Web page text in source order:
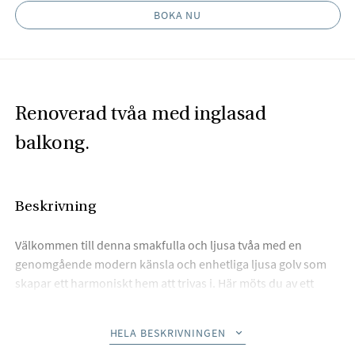
BOKA NU
Renoverad tvåa med inglasad
balkong.
Beskrivning
Välkommen till denna smakfulla och ljusa tvåa med en
genomgående modern känsla och enhetliga ljusa golv som
skapar ett harmoniskt hem att trivas i. Här möts du av ett
avkoppling som sociala tillställningar.
HELA BESKRIVNINGEN